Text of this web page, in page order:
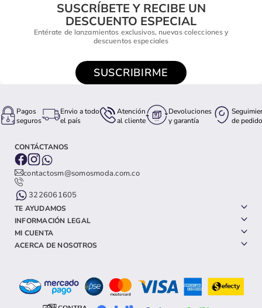
SUSCRÍBETE Y RECIBE UN
DESCUENTO ESPECIAL
Entérate de lanzamientos exclusivos, nuevas colecciones y
descuentos especiales
SUSCRIBIRME
Pagos
seguros
Envio a todo
el país
Atención
al cliente
Devoluciones
y garantía
de pedido
CONTÁCTANOS
contactosm@somosmoda.com.co
3226061605
TE AYUDAMOS
INFORMACIÓN LEGAL
MI CUENTA
ACERCA DE NOSOTROS